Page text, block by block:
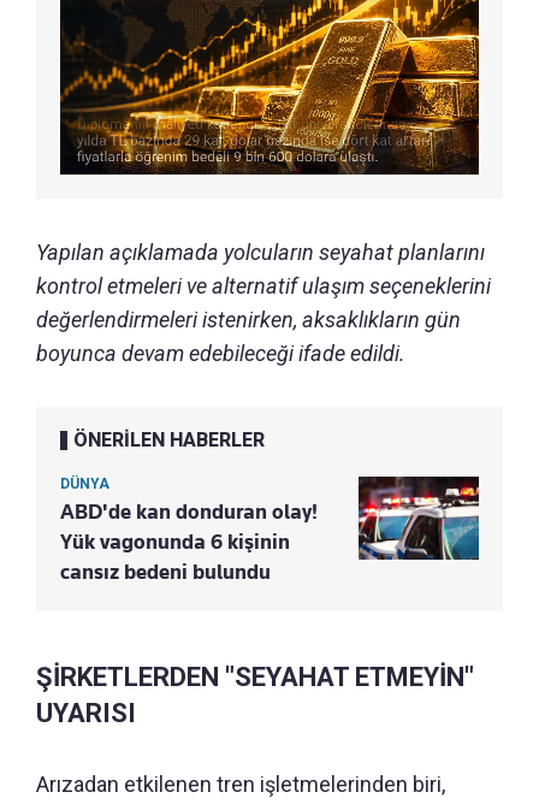
Yapılan açıklamada yolcuların seyahat planlarını
kontrol etmeleri ve alternatif ulaşım seçeneklerini
değerlendirmeleri istenirken, aksaklıkların gün
boyunca devam edebileceği ifade edildi.
ÖNERİLEN HABERLER
DÜNYA
ABD'de kan donduran olay!
Yük vagonunda 6 kişinin
cansız bedeni bulundu
ŞİRKETLERDEN "SEYAHAT ETMEYİN"
UYARISI
Arızadan etkilenen tren işletmelerinden biri,